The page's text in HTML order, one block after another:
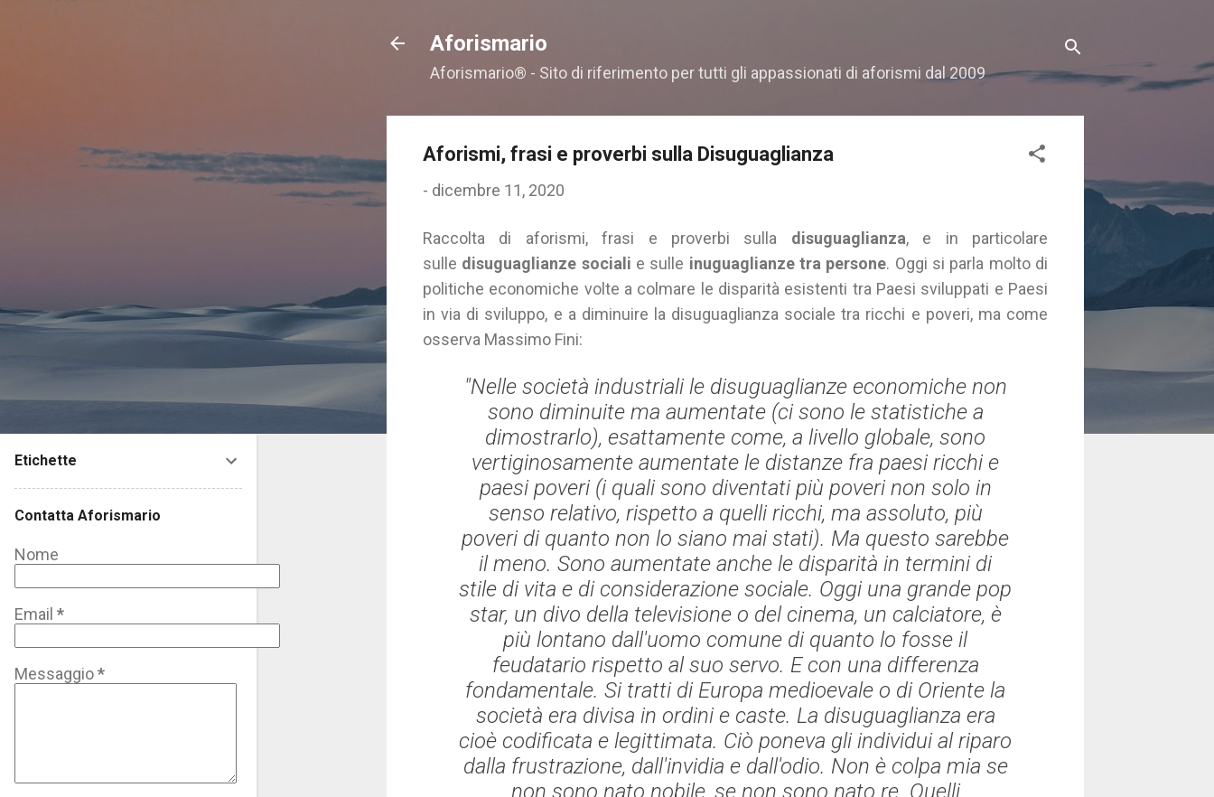
Aforismario
Aforismario® - Sito di riferimento per tutti gli appassionati di aforismi dal 2009
Aforismi, frasi e proverbi sulla Disuguaglianza
- dicembre 11, 2020
Raccolta di aforismi, frasi e proverbi sulla disuguaglianza, e in particolare
sulle disuguaglianze sociali e sulle inuguaglianze tra persone. Oggi si parla molto di
politiche economiche volte a colmare le disparità esistenti tra Paesi sviluppati e Paesi
in via di sviluppo, e a diminuire la disuguaglianza sociale tra ricchi e poveri, ma come
osserva Massimo Fini:
"Nelle società industriali le disuguaglianze economiche non
sono diminuite ma aumentate (ci sono le statistiche a
dimostrarlo), esattamente come, a livello globale, sono
vertiginosamente aumentate le distanze fra paesi ricchi e
paesi poveri (i quali sono diventati più poveri non solo in
senso relativo, rispetto a quelli ricchi, ma assoluto, più
poveri di quanto non lo siano mai stati). Ma questo sarebbe
il meno. Sono aumentate anche le disparità in termini di
stile di vita e di considerazione sociale. Oggi una grande pop
star, un divo della televisione o del cinema, un calciatore, è
più lontano dall'uomo comune di quanto lo fosse il
feudatario rispetto al suo servo. E con una differenza
fondamentale. Si tratti di Europa medioevale o di Oriente la
società era divisa in ordini e caste. La disuguaglianza era
cioè codificata e legittimata. Ciò poneva gli individui al riparo
dalla frustrazione, dall'invidia e dall'odio. Non è colpa mia se
non sono nato nobile, se non sono nato re. Quelli
Etichette
Contatta Aforismario
Nome
Email *
Messaggio*